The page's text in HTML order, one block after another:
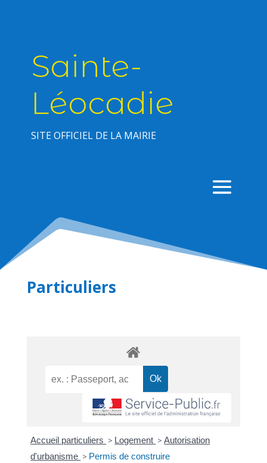
Sainte-
Léocadie
SITE OFFICIEL DE LA MAIRIE
Particuliers
Accueil particuliers > Logement > Autorisation
d'urbanisme > Permis de construire